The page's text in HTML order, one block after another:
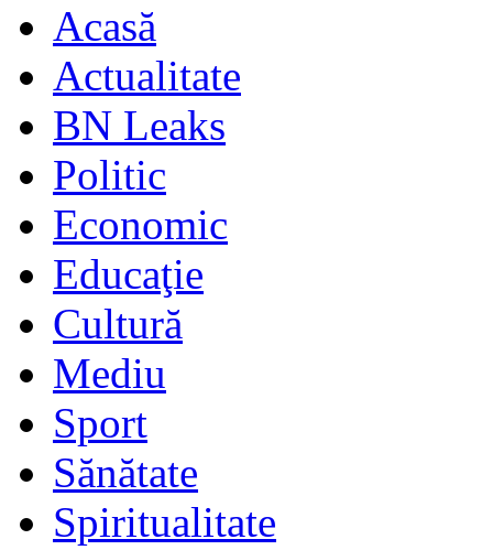
Acasă
Actualitate
BN Leaks
Politic
Economic
Educaţie
Cultură
Mediu
Sport
Sănătate
Spiritualitate